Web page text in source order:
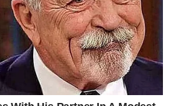
tokom života moraju naučiti:
odluka